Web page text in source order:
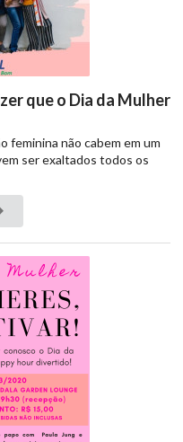
que o Dia da Mulher
feminina não cabem em um
ser exaltados todos os